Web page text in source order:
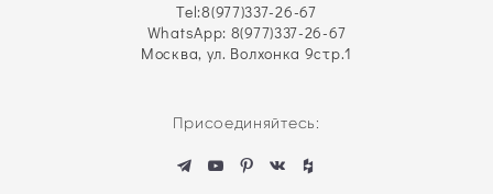
Tel:8(977)337-26-67
WhatsApp: 8(977)337-26-67
Москва, ул. Волхонка 9стр.1
Присоединяйтесь: